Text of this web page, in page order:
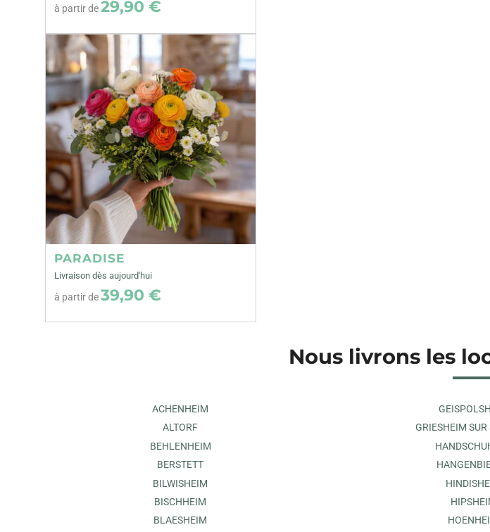
à partir de29,90 €
PARADISE
Livraison dès aujourd'hui
à partir de39,90 €
Nous livrons les
ACHENHEIM
ALTORF
BEHLENHEIM
BERSTETT
BILWISHEIM
BISCHHEIM
BLAESHEIM
GRIESHEIM SUR